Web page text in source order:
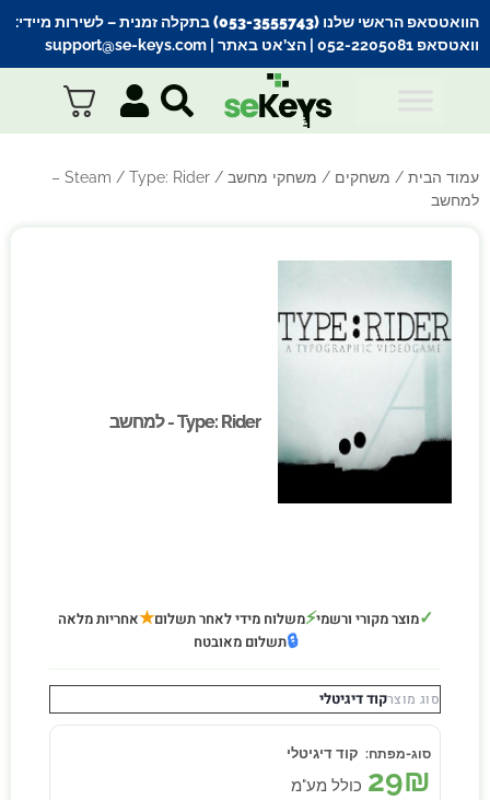
הוואטסאפ הראשי שלנו (053-3555743) בתקלה זמנית
– לשירות מיידי:
וואטסאפ 052-2205081
| הצ’אט באתר | support@se-keys.com
עמוד הבית / משחקים / משחקי מחשב /
Steam
/ Type: Rider –
למחשב
Type: Rider - למחשב
Type: Rider - למחשב
✓מוצר מקורי ורשמי⚡משלוח מידי לאחר תשלום★אחריות מלאה
🔒תשלום מאובטח
סוג מוצרקוד דיגיטלי
קוד דיגיטלי
29₪ כולל מע"מ